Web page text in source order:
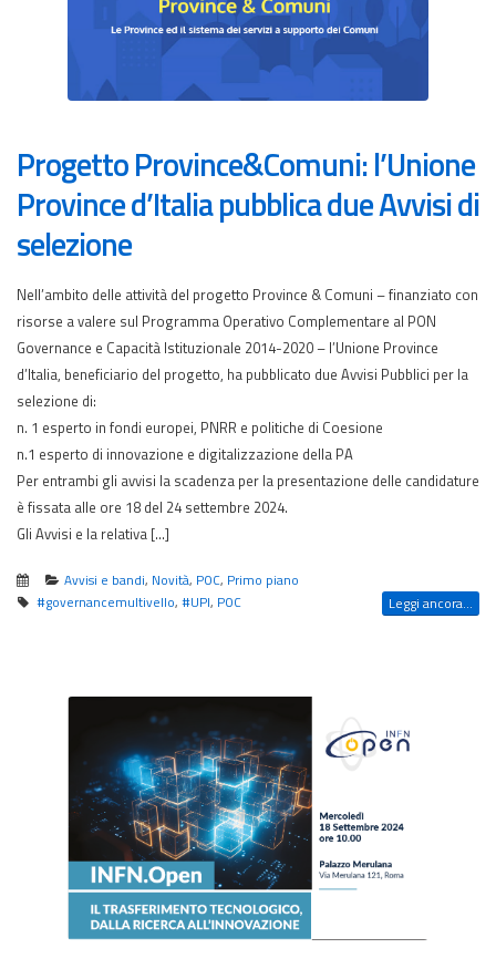
Progetto Province&Comuni: l’Unione
Province d’Italia pubblica due Avvisi di
selezione
Nell’ambito delle attività del progetto Province & Comuni – finanziato con
risorse a valere sul Programma Operativo Complementare al PON
Governance e Capacità Istituzionale 2014-2020 – l’Unione Province
d’Italia, beneficiario del progetto, ha pubblicato due Avvisi Pubblici per la
selezione di:
n. 1 esperto in fondi europei, PNRR e politiche di Coesione
n.1 esperto di innovazione e digitalizzazione della PA
Per entrambi gli avvisi la scadenza per la presentazione delle candidature
è fissata alle ore 18 del 24 settembre 2024.
Gli Avvisi e la relativa […]
Avvisi e bandi, Novità, POC, Primo piano
#governancemultivello, #UPI, POC Leggi ancora...